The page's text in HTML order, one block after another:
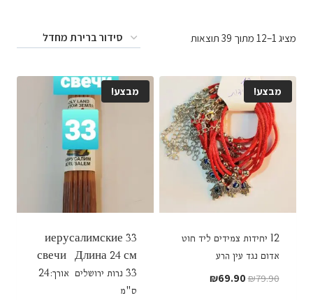
מציג 1–12 מתוך 39 תוצאות
מבצע!
12 יחידות צמידים ליד חוט
אדום נגד עין הרע
₪79.90
המחיר ₪69.90 המחיר
מבצע!
33 иерусалимские
свечи Длина 24 см
33 נרות ירושלים אורך:24
ס"מ